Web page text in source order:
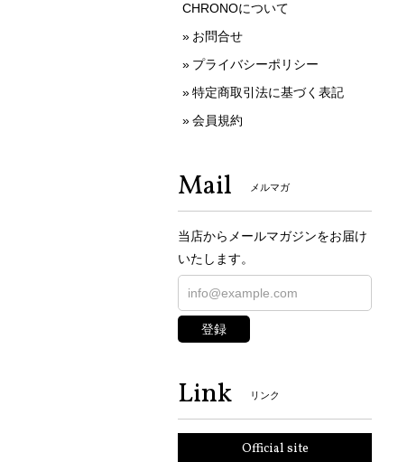
CHRONOについて
お問合せ
プライバシーポリシー
特定商取引法に基づく表記
会員規約
Mail メルマガ
当店からメールマガジンをお届け
いたします。
登録
Link リンク
Official site